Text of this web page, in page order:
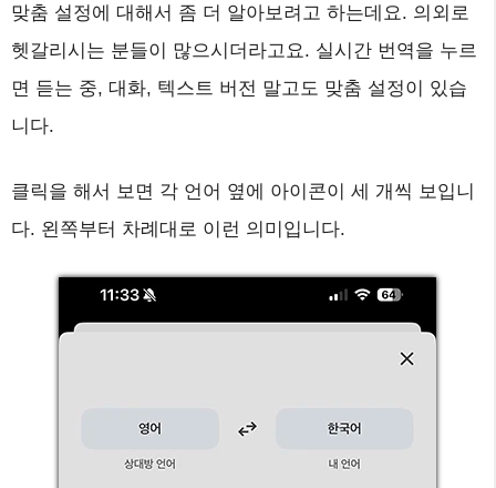
맞춤 설정에 대해서 좀 더 알아보려고 하는데요. 의외로
헷갈리시는 분들이 많으시더라고요. 실시간 번역을 누르
면 듣는 중, 대화, 텍스트 버전 말고도 맞춤 설정이 있습
니다.
클릭을 해서 보면 각 언어 옆에 아이콘이 세 개씩 보입니
다. 왼쪽부터 차례대로 이런 의미입니다.